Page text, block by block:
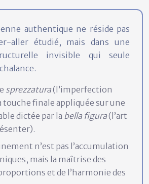
authentique ne réside pas
aller étudié, mais dans une
invisible qui seule
sprezzatura(l’imperfection
touche finale appliquée sur une
dictée par la bella figura(l’art
n’est pas l’accumulation
mais la maîtrise des
et de l’harmonie des